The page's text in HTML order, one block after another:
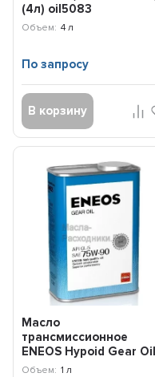
(4л) oil5083
Объем: 4 л
По запросу
В корзину
Масло
трансмиссионное
ENEOS Hypoid Gear Oil
75W-90 (0,94л) oil1366
Объем: 1 л